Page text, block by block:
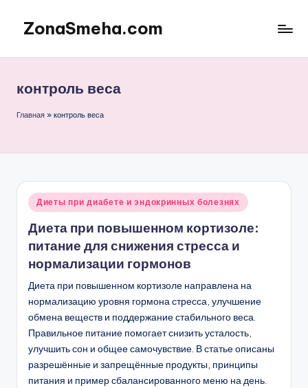
Перейти
содержимому
ZonaSmeha.com
питание
контроль веса
Главная » контроль веса
Опубликовано
Диеты при диабете и эндокринных болезнях
Диета при повышенном кортизоле:
питание для снижения стресса и
нормализации гормонов
Диета при повышенном кортизоле направлена на
нормализацию уровня гормона стресса, улучшение
обмена веществ и поддержание стабильного веса.
Правильное питание помогает снизить усталость,
улучшить сон и общее самочувствие. В статье описаны
разрешённые и запрещённые продукты, принципы
питания и пример сбалансированного меню на день.